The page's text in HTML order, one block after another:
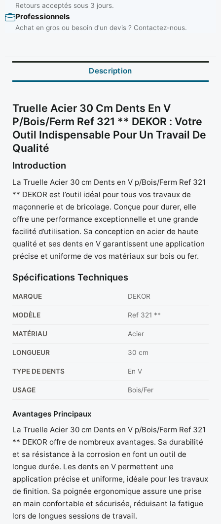
Retours acceptés sous 3 jours.
Professionnels
Achat en gros ou besoin d'un devis ? Contactez-nous.
Description
Truelle Acier 30 Cm Dents En V
P/Bois/Ferm Ref 321 ** DEKOR : Votre
Outil Indispensable Pour Un Travail De
Qualité
Introduction
La Truelle Acier 30 cm Dents en V p/Bois/Ferm Ref 321
** DEKOR est l’outil idéal pour tous vos travaux de
maçonnerie et de bricolage. Conçue pour durer, elle
offre une performance exceptionnelle et une grande
facilité d’utilisation. Sa conception en acier de haute
qualité et ses dents en V garantissent une application
précise et uniforme de vos matériaux sur bois ou fer.
Spécifications Techniques
MARQUE DEKOR
MODÈLE Ref 321 **
MATÉRIAU Acier
LONGUEUR 30 cm
TYPE DE DENTS En V
USAGE Bois/Fer
Avantages Principaux
La Truelle Acier 30 cm Dents en V p/Bois/Ferm Ref 321
** DEKOR offre de nombreux avantages. Sa durabilité
et sa résistance à la corrosion en font un outil de
longue durée. Les dents en V permettent une
application précise et uniforme, idéale pour les travaux
de finition. Sa poignée ergonomique assure une prise
en main confortable et sécurisée, réduisant la fatigue
lors de longues sessions de travail.